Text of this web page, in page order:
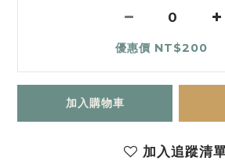
優惠價 NT$200
加入購物車
加入追蹤清